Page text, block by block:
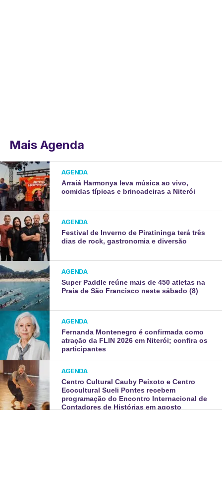
Mais Agenda
AGENDA
Arraiá Harmonya leva música ao vivo,
comidas típicas e brincadeiras a Niterói
AGENDA
Festival de Inverno de Piratininga terá três
dias de rock, gastronomia e diversão
AGENDA
Super Paddle reúne mais de 450 atletas na
Praia de São Francisco neste sábado (8)
AGENDA
Fernanda Montenegro é confirmada como
atração da FLIN 2026 em Niterói; confira os
participantes
AGENDA
Centro Cultural Cauby Peixoto e Centro
Ecocultural Sueli Pontes recebem
programação do Encontro Internacional de
Contadores de Histórias em agosto